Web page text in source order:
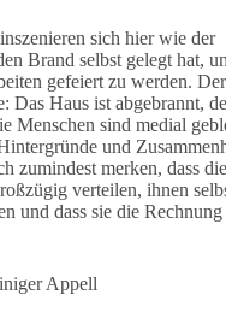
sich hier wie der
Brand selbst gelegt hat,
gefeiert zu werden.
Das Haus ist abgebrannt,
Menschen sind medial
und
zumindest merken, dass
verteilen, ihnen
und dass sie die
Appell